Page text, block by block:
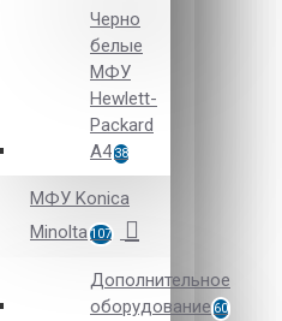
Черно
белые
МФУ
Hewlett-
Packard
А438
МФУ Konica
Minolta107
Дополнительное
оборудование 60